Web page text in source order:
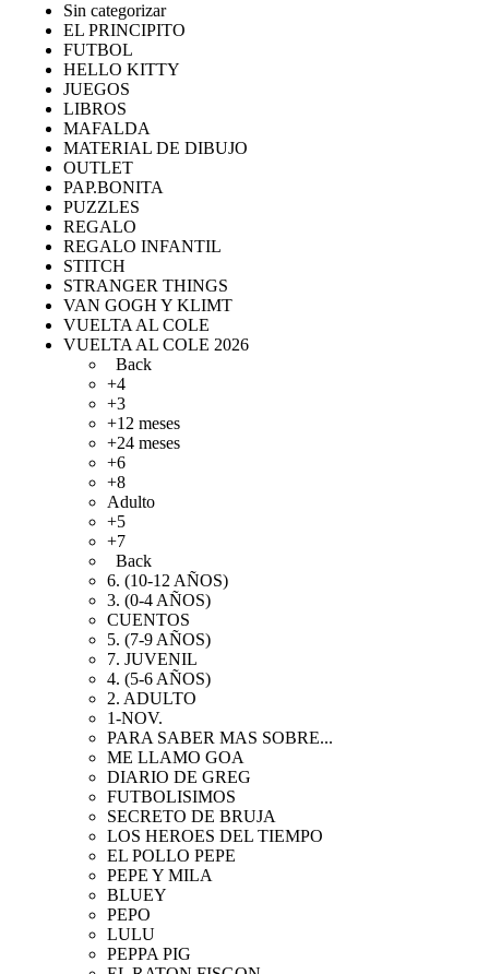
Sin categorizar
EL PRINCIPITO
FUTBOL
HELLO KITTY
JUEGOS
LIBROS
MAFALDA
MATERIAL DE DIBUJO
OUTLET
PAP.BONITA
PUZZLES
REGALO
REGALO INFANTIL
STITCH
STRANGER THINGS
VAN GOGH Y KLIMT
VUELTA AL COLE
VUELTA AL COLE 2026
Back
+4
+3
+12 meses
+24 meses
+6
+8
Adulto
+5
+7
Back
6. (10-12 AÑOS)
3. (0-4 AÑOS)
CUENTOS
5. (7-9 AÑOS)
7. JUVENIL
4. (5-6 AÑOS)
2. ADULTO
1-NOV.
PARA SABER MAS SOBRE...
ME LLAMO GOA
DIARIO DE GREG
FUTBOLISIMOS
SECRETO DE BRUJA
LOS HEROES DEL TIEMPO
EL POLLO PEPE
PEPE Y MILA
BLUEY
PEPO
LULU
PEPPA PIG